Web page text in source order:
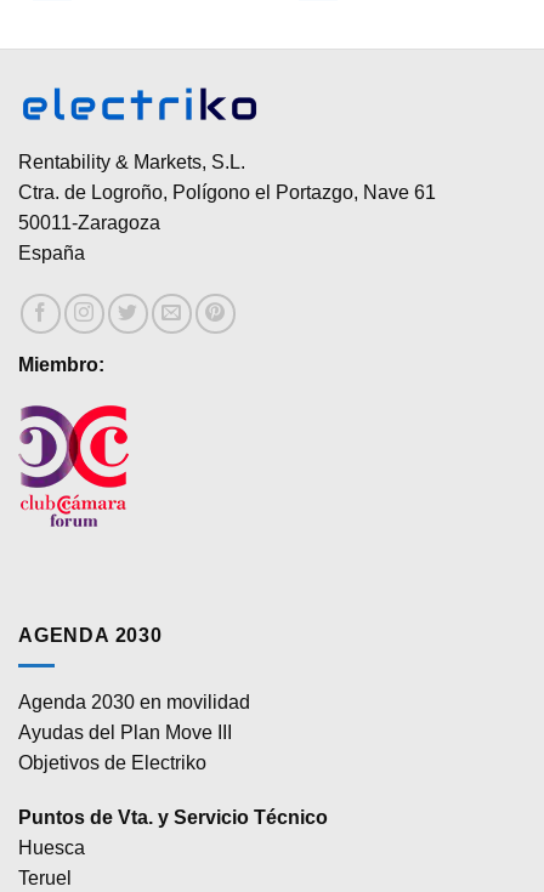
Rentability & Markets, S.L.
Ctra. de Logroño, Polígono el Portazgo, Nave 61
50011-Zaragoza
España
Miembro:
AGENDA 2030
Agenda 2030 en movilidad
Ayudas del Plan Move III
Objetivos de Electriko
Puntos de Vta. y Servicio Técnico
Huesca
Teruel